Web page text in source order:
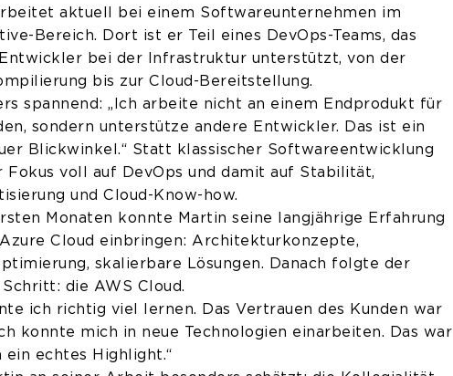
aktuell bei einem Softwareunternehmen im
Bereich. Dort ist er Teil eines DevOps-Teams, das
bei der Infrastruktur unterstützt, von der
bis zur Cloud-Bereitstellung.
spannend: „Ich arbeite nicht an einem Endprodukt für
sondern unterstütze andere Entwickler. Das ist ein
Blickwinkel.“ Statt klassischer Softwareentwicklung
Fokus voll auf DevOps und damit auf Stabilität,
und Cloud-Know-how.
Monaten konnte Martin seine langjährige Erfahrung
Cloud einbringen: Architekturkonzepte,
skalierbare Lösungen. Danach folgte der
die AWS Cloud.
ich richtig viel lernen. Das Vertrauen des Kunden war
konnte mich in neue Technologien einarbeiten. Das war
ein echtes Highlight.“